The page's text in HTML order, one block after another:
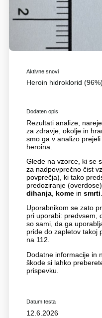
Aktivne snovi
Heroin hidroklorid (96%)
Dodaten opis
Rezultati analize,
za zdravje, okolje in
smo ga v analizo
heroina.
Glede na vzorce, ki se
za nadpovprečno čist
povprečja), ki tako
predoziranje
dihanja, komein smrti
Uporabnikom se zato
pri uporabi: predvsem,
so sami, da ga
pride do zapletov takoj
na 112.
Dodatne informacije in
škode si lahko
prispevku.
Datum testa
12.6.2026